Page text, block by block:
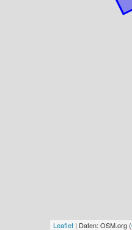
Leaflet | Daten: OSM.org (